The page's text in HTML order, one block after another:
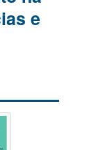
e